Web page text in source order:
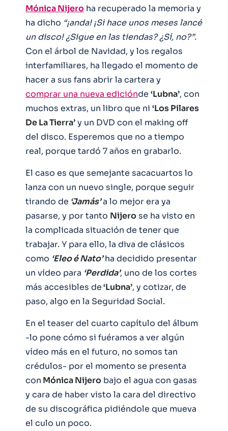
Mónica Nijero ha recuperado la memoria y
ha dicho “¡anda! ¡Si hace unos meses lancé
un disco! ¿Sigue en las tiendas? ¿Sí, no?”.
Con el árbol de Navidad, y los regalos
interfamiliares, ha llegado el momento de
hacer a sus fans abrir la cartera y
comprar una nueva ediciónde ‘Lubna’, con
muchos extras, un libro que ni ‘Los Pilares
De La Tierra’y un DVD con el making off
del disco. Esperemos que no a tiempo
real, porque tardó 7 años en grabarlo.
El caso es que semejante sacacuartos lo
lanza con un nuevo single, porque seguir
tirando de ‘Jamás’a lo mejor era ya
pasarse, y por tanto Nijerose ha visto en
la complicada situación de tener que
trabajar. Y para ello, la diva de clásicos
como ‘Eleo é Nato’ha decidido presentar
un vídeo para ‘Perdida’, uno de los cortes
más accesibles de‘Lubna’, y cotizar, de
paso, algo en la Seguridad Social.
En el teaser del cuarto capítulo del álbum
-lo pone cómo si fuéramos a ver algún
vídeo más en el futuro, no somos tan
crédulos- por el momento se presenta
con Mónica Nijero bajo el agua con gasas
y cara de haber visto la cara del directivo
de su discográfica pidiéndole que mueva
el culo un poco.